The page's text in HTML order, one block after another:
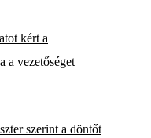
kért a
a vezetőséget
szerint a döntőt